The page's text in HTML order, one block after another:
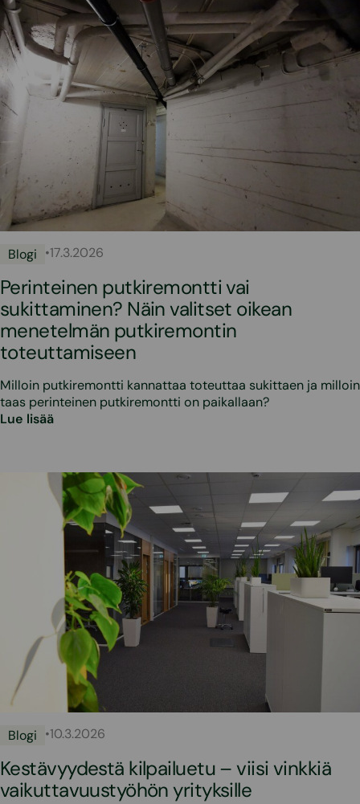
Blogi •17.3.2026
Perinteinen putkiremontti vai
sukittaminen? Näin valitset oikean
menetelmän putkiremontin
toteuttamiseen
Milloin putkiremontti kannattaa toteuttaa sukittaen ja milloin
taas perinteinen putkiremontti on paikallaan?
Lue lisää
Blogi •10.3.2026
Kestävyydestä kilpailuetu – viisi vinkkiä
vaikuttavuustyöhön yrityksille